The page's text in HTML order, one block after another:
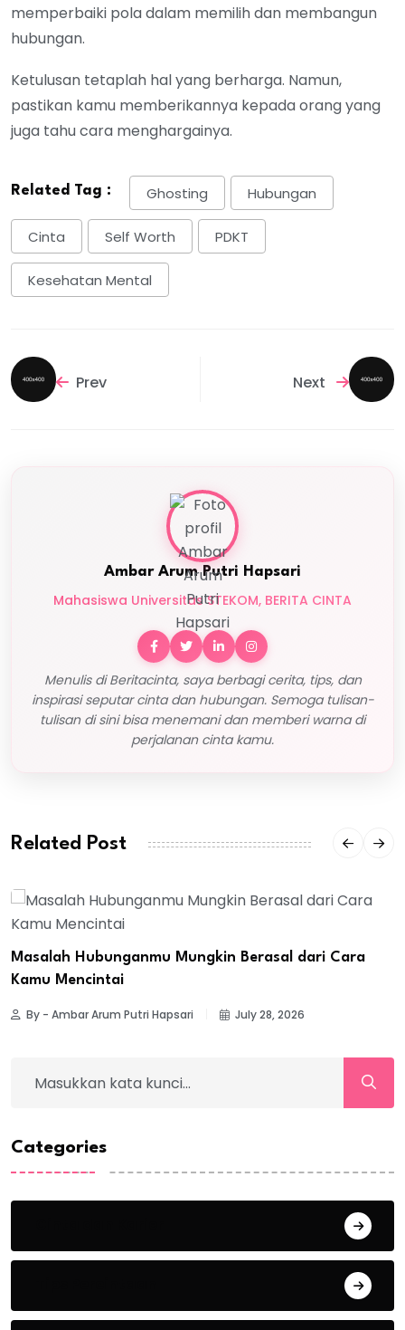
memperbaiki pola dalam memilih dan membangun
hubungan.
Ketulusan tetaplah hal yang berharga. Namun,
pastikan kamu memberikannya kepada orang yang
juga tahu cara menghargainya.
Related Tag : Ghosting Hubungan
Cinta Self Worth PDKT
Kesehatan Mental
Prev Next
Ambar Arum Putri Hapsari
Mahasiswa Universitas STEKOM, BERITA CINTA
Menulis di Beritacinta, saya berbagi cerita, tips, dan
inspirasi seputar cinta dan hubungan. Semoga tulisan-
tulisan di sini bisa menemani dan memberi warna di
perjalanan cinta kamu.
Related Post
Masalah Hubunganmu Mungkin Berasal dari Cara
Kamu Mencintai
By - Ambar Arum Putri Hapsari July 28, 2026
Categories